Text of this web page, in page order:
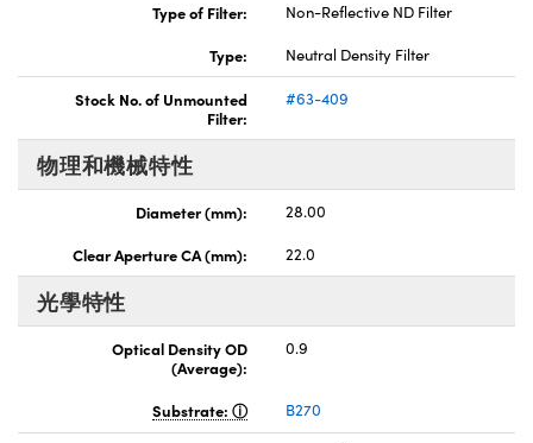
Type of Filter:
Non-Reflective ND Filter
Type:
Neutral Density Filter
Stock No. of Unmounted
Filter:
#63-409
物理和機械特性
Diameter (mm):
28.00
Clear Aperture CA (mm):
22.0
光學特性
Optical Density OD
(Average):
0.9
Substrate: B270